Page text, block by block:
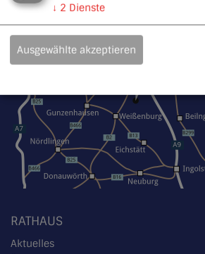
RATHAUS
Aktuelles
↓ 2 Dienste
Ausgewählte akzeptieren